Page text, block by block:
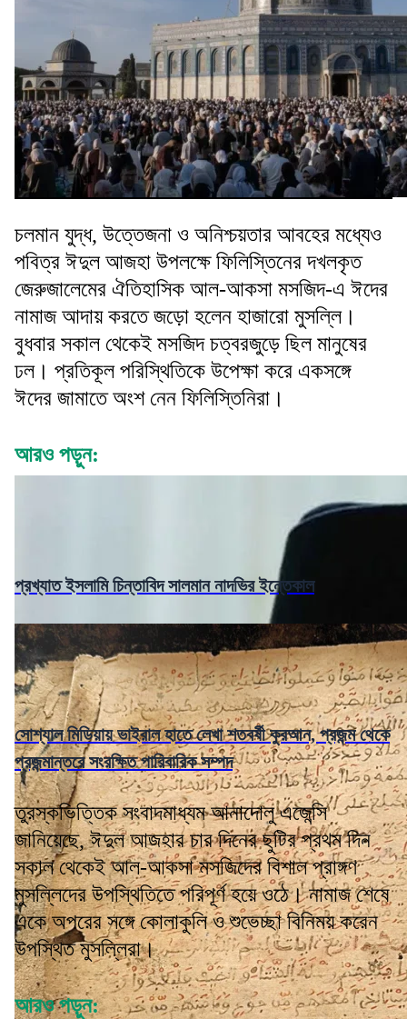
চলমান যুদ্ধ, উত্তেজনা ও অনিশ্চয়তার আবহের মধ্যেও
পবিত্র ঈদুল আজহা উপলক্ষে ফিলিস্তিনের দখলকৃত
জেরুজালেমের ঐতিহাসিক আল-আকসা মসজিদ-এ ঈদের
নামাজ আদায় করতে জড়ো হলেন হাজারো মুসল্লি।
বুধবার সকাল থেকেই মসজিদ চত্বরজুড়ে ছিল মানুষের
ঢল। প্রতিকূল পরিস্থিতিকে উপেক্ষা করে একসঙ্গে
ঈদের জামাতে অংশ নেন ফিলিস্তিনিরা।
আরও পড়ুন:
প্রখ্যাত ইসলামি চিন্তাবিদ সালমান নাদভির ইন্তেকাল
সোশ্যাল মিডিয়ায় ভাইরাল হাতে লেখা শতবর্ষী কুরআন, প্রজন্ম থেকে
প্রজন্মান্তরে সংরক্ষিত পারিবারিক সম্পদ
তুরস্কভিত্তিক সংবাদমাধ্যম আনাদোলু এজেন্সি
জানিয়েছে, ঈদুল আজহার চার দিনের ছুটির প্রথম দিন
সকাল থেকেই আল-আকসা মসজিদের বিশাল প্রাঙ্গণ
মুসল্লিদের উপস্থিতিতে পরিপূর্ণ হয়ে ওঠে। নামাজ শেষে
একে অপরের সঙ্গে কোলাকুলি ও শুভেচ্ছা বিনিময় করেন
উপস্থিত মুসল্লিরা।
আরও পড়ুন: